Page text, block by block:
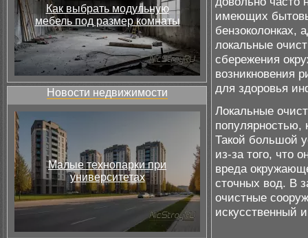
Как выбрать модульную
мебель под размер комнаты
Новости недвижимости
Малые технопарки при
университетах
имеющих
бензоколонках,
локальные
сбережения
возникновения
для здоровья
Локальные
популярностью,
Такой большой
из-за того, что
вреда
сточных вод. В
очистные
искусственный